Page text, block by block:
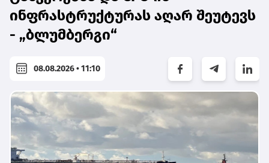
ინფრასტრუქტურას აღარ შეუტევს
- „ბლუმბერგი“
08.08.2026 • 11:10